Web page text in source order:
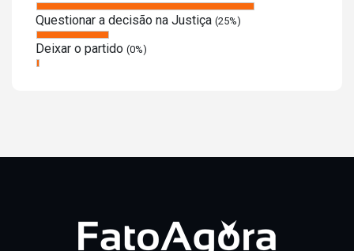
Questionar a decisão na Justiça (25%)
Deixar o partido (0%)